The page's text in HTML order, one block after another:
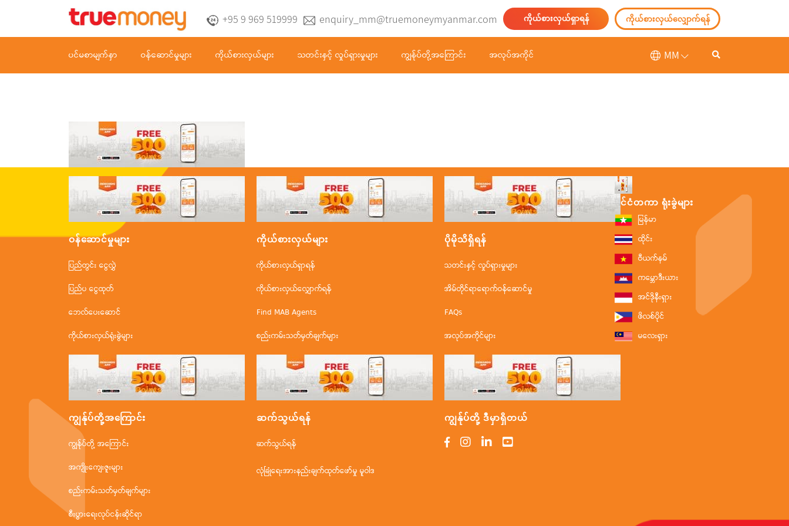
+95 9 969 519999 enquiry_mm@truemoneymyanmar.com ကိုယ်စားလှယ်ရှာရန် ကိုယ်စားလှယ်လျှောက်ရန်
ပင်မစာမျက်နှာ ဝန်ဆောင်မှုများ ကိုယ်စားလှယ်များ သတင်းနှင့် လှုပ်ရှားမှုများ ကျွန်ုပ်တို့အကြောင်း အလုပ်အကိုင် MM
ဝန်ဆောင်မှုများ
ပြည်တွင်း ငွေလွှဲ
ပြည်ပ ငွေထုတ်
ဘေလ်ပေးဆောင်
ကိုယ်စားလှယ်ရုံးခွဲများ
ကိုယ်စားလှယ်များ
ကိုယ်စားလှယ်ရှာရန်
ကိုယ်စားလှယ်လျှောက်ရန်
Find MAB Agents
စည်းကမ်းသတ်မှတ်ချက်များ
ပိုမိုသိရှိရန်
သတင်းနှင့် လှုပ်ရှားမှုများ
အိမ်တိုင်ရာရောက်ဝန်ဆောင်မှု
FAQs
အလုပ်အကိုင်များ
ကျွန်ုပ်တို့အ‌ကြောင်း
ကျွန်ုပ်တို့ အကြောင်း
အကျိုးကျေးဇူးများ
စည်းကမ်းသတ်မှတ်ချက်များ
စီးပွားရေးလုပ်ငန်းဆိုင်ရာ
ဆက်သွယ်ရန်
ဆက်သွယ်ရန်
လုံခြုံရေးအားနည်းချက်ထုတ်ဖော်မှု မူဝါဒ
ကျွန်ုပ်တို့ ဒီမှာရှိတယ်
နိုင်ငံတကာ ရုံးခွဲများ
မြန်မာ
ထိုင်း
ဗီယက်နမ်
ကမ္ဘောဒီးယား
အင်ဒိုနီးရှား
ဖိလစ်ပိုင်
မလေးရှား